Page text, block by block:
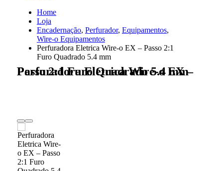
Home
Loja
Encadernação, Perfurador, Equipamentos,
Wire-o Equipamentos
Perfuradora Eletrica Wire-o EX – Passo 2:1
Furo Quadrado 5.4 mm
Perfuradora Eletrica Wire-o EX – Passo 2:1 Furo Quadrado 5.4 mm